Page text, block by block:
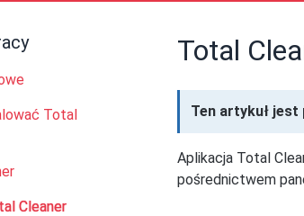
Total
Cleaner
Total
Ten artykuł
Aplikacja Total
pośrednictwem